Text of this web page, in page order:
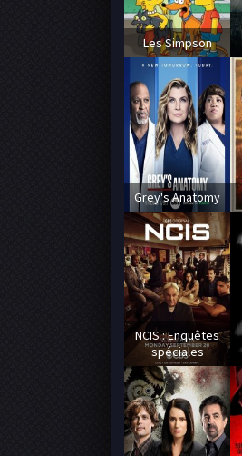
Les Simpson
Grey's Anatomy
NCIS : Enquêtes
spéciales